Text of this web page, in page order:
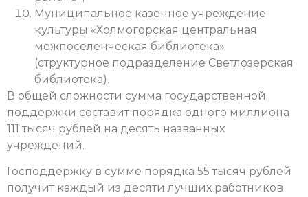
Муниципальное казенное учреждение
культуры «Холмогорская центральная
межпоселенческая библиотека»
(структурное подразделение Светлозерская
библиотека).
В общей сложности сумма государственной
поддержки составит порядка одного миллиона
111 тысяч рублей на десять названных
учреждений.
Господдержку в сумме порядка 55 тысяч рублей
получит каждый из десяти лучших работников